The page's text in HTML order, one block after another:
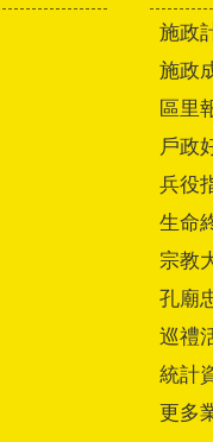
施政
施政
區里
戶政
兵役
生命
宗教
孔廟
巡禮
統計
更多